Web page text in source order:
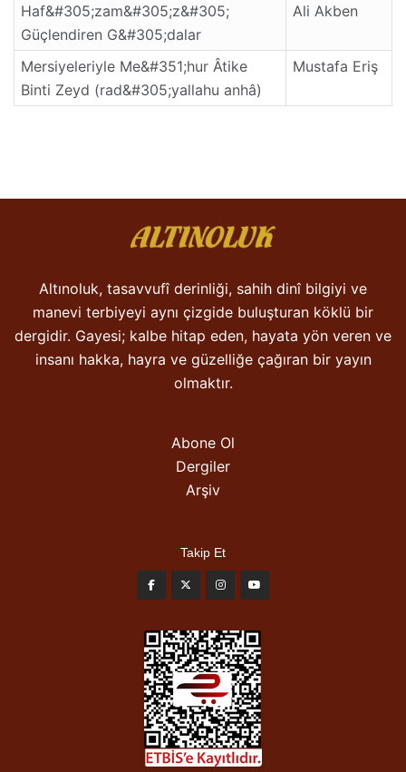
Haf&#305;zam&#305;z&#305;
Güçlendiren G&#305;dalar
Ali Akben
Mersiyeleriyle Me&#351;hur Âtike
Binti Zeyd (rad&#305;yallahu anhâ)
Mustafa Eriş
Altınoluk, tasavvufî derinliği, sahih dinî bilgiyi ve
manevi terbiyeyi aynı çizgide buluşturan köklü bir
dergidir. Gayesi; kalbe hitap eden, hayata yön veren ve
insanı hakka, hayra ve güzelliğe çağıran bir yayın
olmaktır.
Abone Ol
Dergiler
Arşiv
Takip Et